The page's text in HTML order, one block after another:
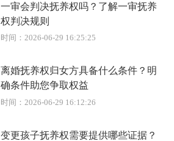
一审会判决抚养权吗？了解一审抚养
权判决规则
时间：2026-06-29 16:25:25
离婚抚养权归女方具备什么条件？明
确条件助您争取权益
时间：2026-06-29 16:12:26
变更孩子抚养权需要提供哪些证据？